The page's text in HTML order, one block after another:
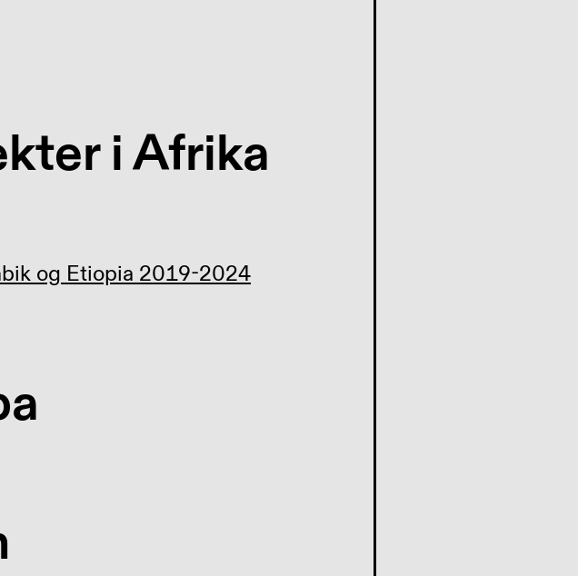
i Afrika
og Etiopia 2019-2024